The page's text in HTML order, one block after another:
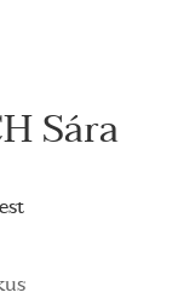
Sára